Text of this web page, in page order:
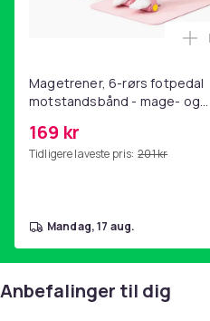
Magetrener, 6-rørs fotpedal
motstandsbånd - mage- og
hjemmegymnastikk Pink
169 kr
Tidligere laveste pris: 201 kr
mandag, 17 aug.
Anbefalinger til dig